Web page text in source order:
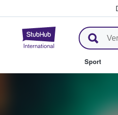
StubHub
Sport